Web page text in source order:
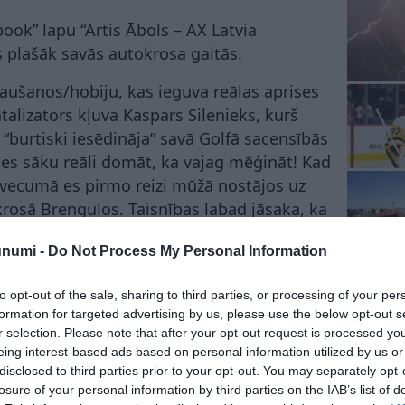
- Do Not Process My Personal Information
opt-out of the sale, sharing to third parties, or processing of your
for targeted advertising by us, please use the below opt-out
selection. Please note that after your opt-out request is processed
interest-based ads based on personal information utilized by us
to third parties prior to your opt-out. You may separately
of your personal information by third parties on the IAB’s list of
lapu “Artis Ābols – AX Latvia
savās autokrosa gaitās.
hobiju, kas ieguva reālas aprises
kļuva Kaspars Silenieks, kurš
iesēdināja” savā Golfā sacensībās
sāku reāli domāt, ka vajag mēģināt! Kad
es pirmo reizi mūžā nostājos uz
Brenguļos. Taisnības labad jāsaka, ka
Bet tas bija ar klasiskās piedziņas
bija pirmā reize.”
arī savus mērķus autokrosā. Viņš vēlas
mācīties, baudīt procesu, censties kļūt
Sēžot sporta mašīnā, jau Vaztuss laikā,